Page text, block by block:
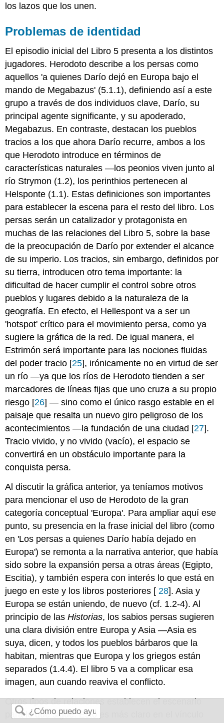
los lazos que los unen.
Problemas de identidad
El episodio inicial del Libro 5 presenta a los distintos
jugadores. Herodoto describe a los persas como
aquellos 'a quienes Darío dejó en Europa bajo el
mando de Megabazus' (5.1.1), definiendo así a este
grupo a través de dos individuos clave, Darío, su
principal agente significante, y su apoderado,
Megabazus. En contraste, destacan los pueblos
tracios a los que ahora Darío recurre, ambos a los
que Herodoto introduce en términos de
características naturales —los peonios viven junto al
río Strymon (1.2), los perinthios pertenecen al
Helsponte (1.1). Estas definiciones son importantes
para establecer la escena para el resto del libro. Los
persas serán un catalizador y protagonista en
muchas de las relaciones del Libro 5, sobre la base
de la preocupación de Darío por extender el alcance
de su imperio. Los tracios, sin embargo, definidos por
su tierra, introducen otro tema importante: la
dificultad de hacer cumplir el control sobre otros
pueblos y lugares debido a la naturaleza de la
geografía. En efecto, el Hellespont va a ser un
'hotspot' crítico para el movimiento persa, como ya
sugiere la gráfica de la red. De igual manera, el
Estrimón será importante para las nociones fluidas
del poder tracio [25], irónicamente no en virtud de ser
un río —ya que los ríos de Herodoto tienden a ser
marcadores de líneas fijas que uno cruza a su propio
riesgo [26] — sino como el único rasgo estable en el
paisaje que resalta un nuevo giro peligroso de los
acontecimientos —la fundación de una ciudad [27].
Tracio vivido, y no vivido (vacío), el espacio se
convertirá en un obstáculo importante para la
conquista persa.
Al discutir la gráfica anterior, ya teníamos motivos
para mencionar el uso de Herodoto de la gran
categoría conceptual 'Europa'. Para ampliar aquí ese
punto, su presencia en la frase inicial del libro (como
en 'Los persas a quienes Darío había dejado en
Europa') se remonta a la narrativa anterior, que había
sido sobre la expansión persa a otras áreas (Egipto,
Escitia), y también espera con interés lo que está en
juego en este y los libros posteriores [28]. Asia y
Europa se están uniendo, de nuevo (cf. 1.2-4). Al
principio de lasHistorias, los sabios persas sugieren
una clara división entre Europa y Asia —Asia es
suya, dicen, y todos los pueblos bárbaros que la
habitan, mientras que Europa y los griegos están
separados (1.4.4). El libro 5 va a complicar esa
imagen, aun cuando reaviva el conflicto.
Otros tipos de relaciones establecen el escenario
para lo que sigue. Esto es más claro en el vínculo